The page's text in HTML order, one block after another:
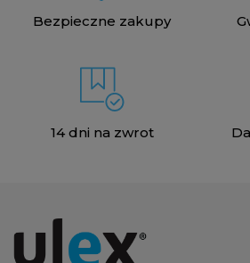
Bezpieczne zakupy
14 dni na zwrot